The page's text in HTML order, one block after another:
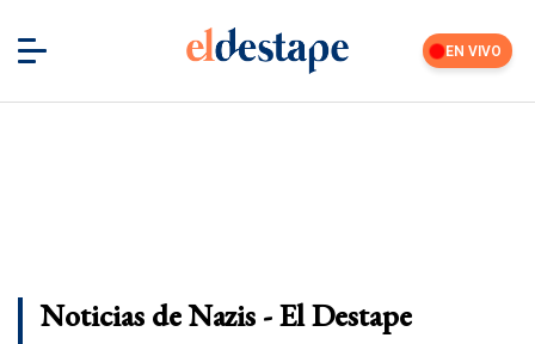
EN VIVO
Noticias de Nazis - El Destape